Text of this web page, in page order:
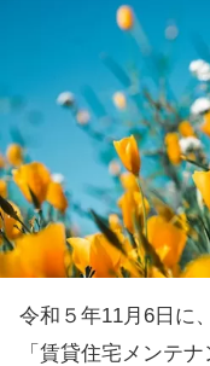
令和５年11月6日に
「賃貸住宅メンテ